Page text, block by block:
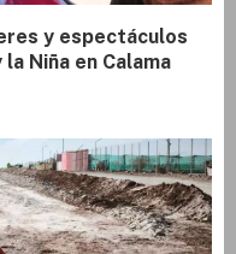
y espectáculos
Niña en Calama